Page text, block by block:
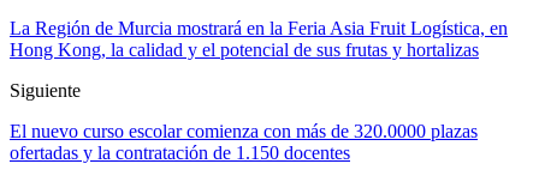
La Región de Murcia mostrará en la Feria Asia Fruit Logística, en
Hong Kong, la calidad y el potencial de sus frutas y hortalizas
Siguiente
El nuevo curso escolar comienza con más de 320.0000 plazas
ofertadas y la contratación de 1.150 docentes